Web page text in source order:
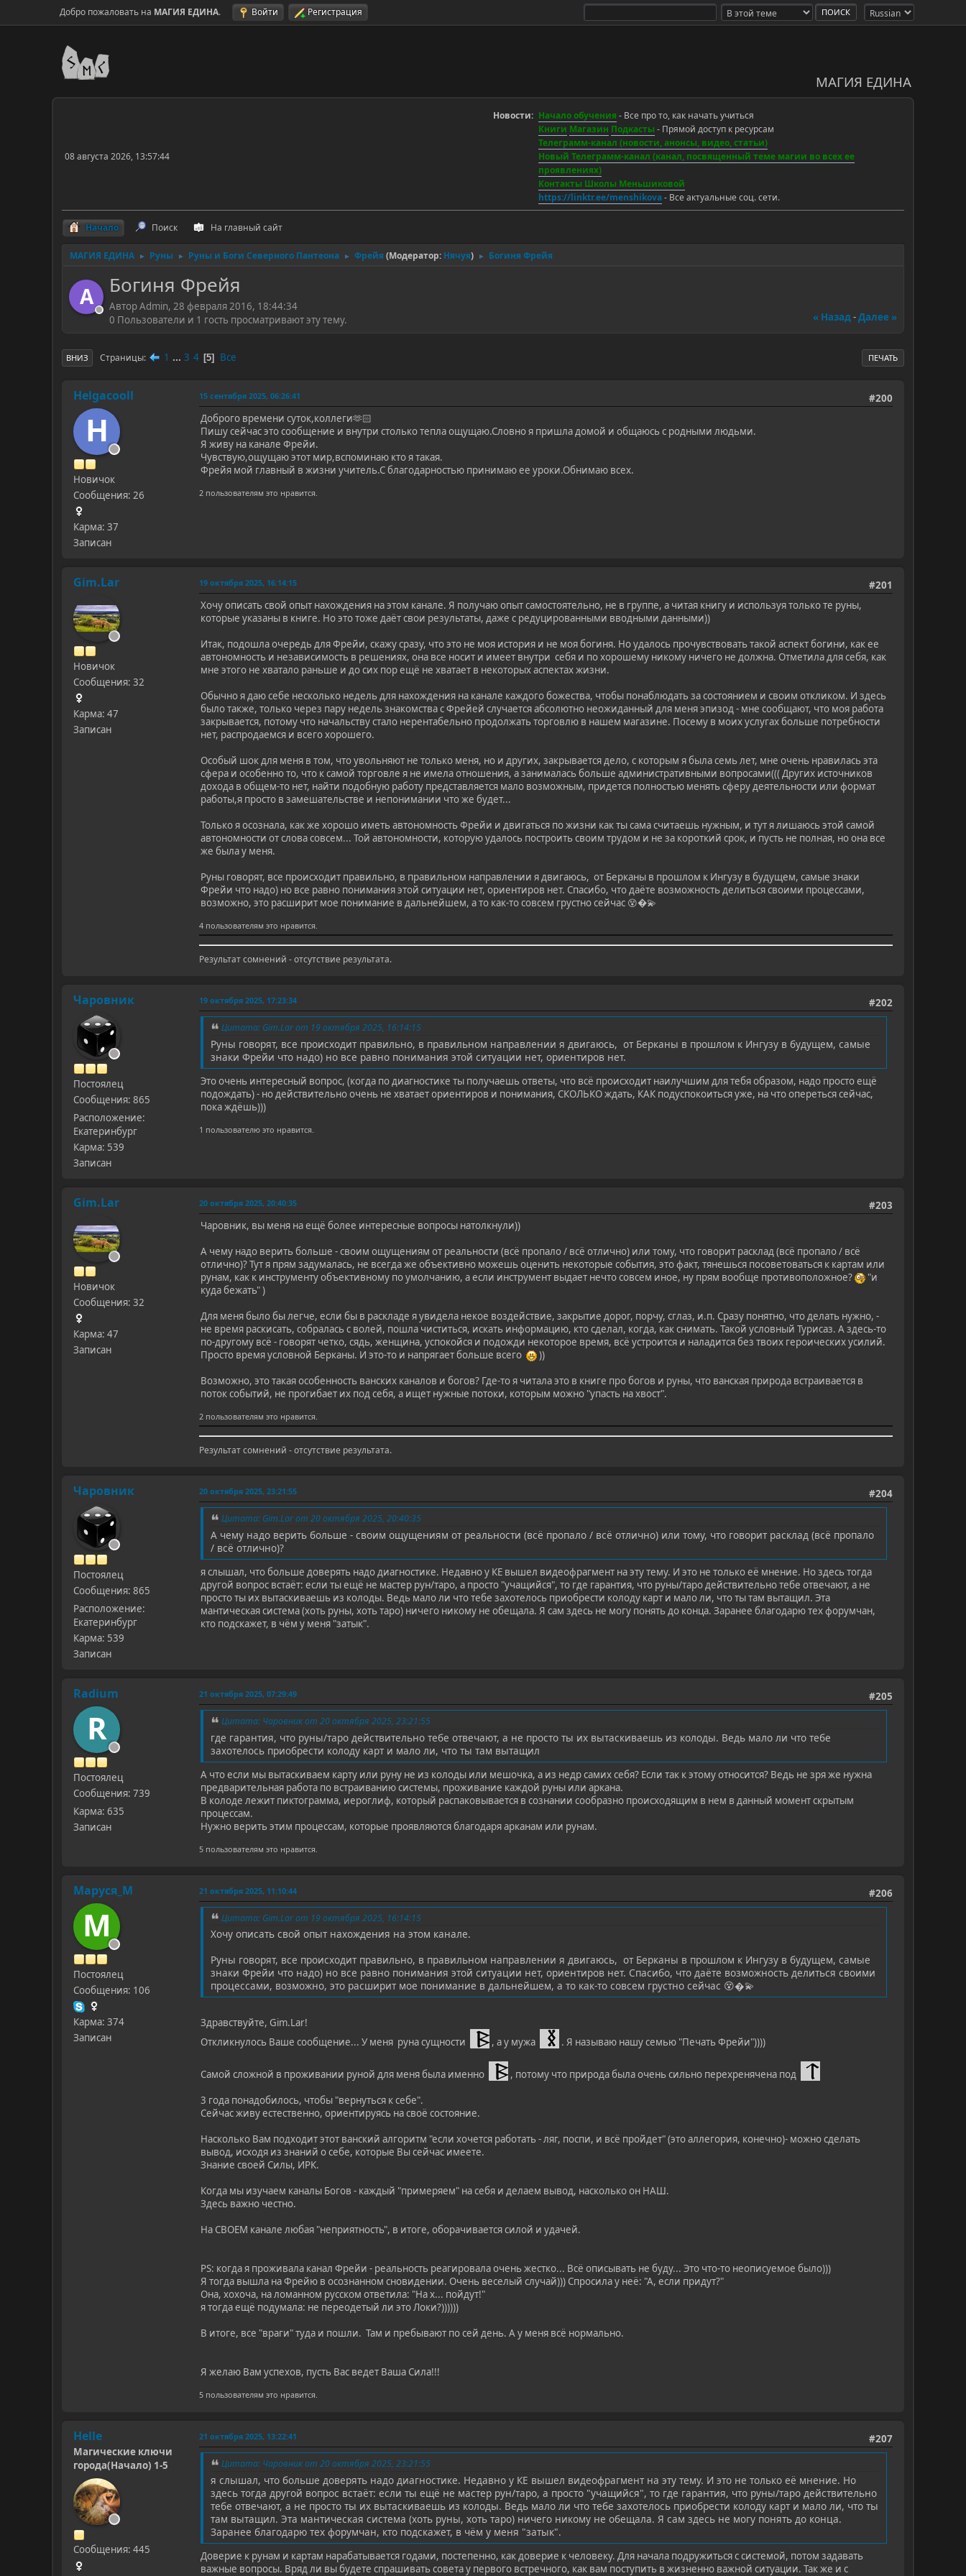
Добро пожаловать на МАГИЯ ЕДИНА. Войти Регистрация
МАГИЯ ЕДИНА
08 августа 2026, 13:57:44
Новости: Начало обучения - Все про то, как начать учиться
Книги Магазин Подкасты - Прямой доступ к ресурсам
Телеграмм-канал (новости, анонсы, видео, статьи)
Новый Телеграмм-канал (канал, посвященный теме магии во всех ее
проявлениях)
Контакты Школы Меньшиковой
https://linktr.ee/menshikova- Все актуальные соц. сети.
Начало Поиск На главный сайт
МАГИЯ ЕДИНА ► Руны ► Руны и Боги Северного Пантеона ► Фрейя (Модератор: Нячуя) ► Богиня Фрейя
A Богиня Фрейя
Автор Admin, 28 февраля 2016, 18:44:34
« Назад-Далее »
0 Пользователи и 1 гость просматривают эту тему.
ПЕЧАТЬ
ВНИЗ Страницы 1 ... 3 4 5 Все
Helgacooll
H
Новичок
Сообщения: 26
Карма: 37
Записан
#200
15 сентября 2025, 06:26:41
Доброго времени суток,коллеги🫶🏻
Пишу сейчас это сообщение и внутри столько тепла ощущаю.Словно я пришла домой и общаюсь с родными людьми.
Я живу на канале Фрейи.
Чувствую,ощущаю этот мир,вспоминаю кто я такая.
Фрейя мой главный в жизни учитель.С благодарностью принимаю ее уроки.Обнимаю всех.
2 пользователям это нравится.
Gim.Lar
Новичок
Сообщения: 32
Карма: 47
Записан
#201
19 октября 2025, 16:14:15
Хочу описать свой опыт нахождения на этом канале. Я получаю опыт самостоятельно, не в группе, а читая книгу и используя только те руны,
которые указаны в книге. Но это тоже даёт свои результаты, даже с редуцированными вводными данными))
Итак, подошла очередь для Фрейи, скажу сразу, что это не моя история и не моя богиня. Но удалось прочувствовать такой аспект богини, как ее
автономность и независимость в решениях, она все носит и имеет внутри себя и по хорошему никому ничего не должна. Отметила для себя, как
мне этого не хватало раньше и до сих пор ещё не хватает в некоторых аспектах жизни.
Обычно я даю себе несколько недель для нахождения на канале каждого божества, чтобы понаблюдать за состоянием и своим откликом. И здесь
было также, только через пару недель знакомства с Фрейей случается абсолютно неожиданный для меня эпизод - мне сообщают, что моя работа
закрывается, потому что начальству стало нерентабельно продолжать торговлю в нашем магазине. Посему в моих услугах больше потребности
нет, распродаемся и всего хорошего.
Особый шок для меня в том, что увольняют не только меня, но и других, закрывается дело, с которым я была семь лет, мне очень нравилась эта
сфера и особенно то, что к самой торговле я не имела отношения, а занималась больше административными вопросами((( Других источников
дохода в общем-то нет, найти подобную работу представляется мало возможным, придется полностью менять сферу деятельности или формат
работы,я просто в замешательстве и непонимании что же будет...
Только я осознала, как же хорошо иметь автономность Фрейи и двигаться по жизни как ты сама считаешь нужным, и тут я лишаюсь этой самой
автономности от слова совсем... Той автономности, которую удалось построить своим трудом и не за короткий срок, и пусть не полная, но она все
же была у меня.
Руны говорят, все происходит правильно, в правильном направлении я двигаюсь, от Берканы в прошлом к Ингузу в будущем, самые знаки
Фрейи что надо) но все равно понимания этой ситуации нет, ориентиров нет. Спасибо, что даёте возможность делиться своими процессами,
возможно, это расширит мое понимание в дальнейшем, а то как-то совсем грустно сейчас 😵�💫
4 пользователям это нравится.
Результат сомнений - отсутствие результата.
Чаровник
Постоялец
Сообщения: 865
Расположение:
Екатеринбург
Карма: 539
Записан
#202
19 октября 2025, 17:23:34
Цитата: Gim.Lar от 19 октября 2025, 16:14:15
Руны говорят, все происходит правильно, в правильном направлении я двигаюсь, от Берканы в прошлом к Ингузу в будущем, самые
знаки Фрейи что надо) но все равно понимания этой ситуации нет, ориентиров нет.
Это очень интересный вопрос, (когда по диагностике ты получаешь ответы, что всë происходит наилучшим для тебя образом, надо просто ещë
подождать) - но действительно очень не хватает ориентиров и понимания, СКОЛЬКО ждать, КАК подуспокоиться уже, на что опереться сейчас,
пока ждëшь)))
1 пользователю это нравится.
Gim.Lar
Новичок
Сообщения: 32
Карма: 47
Записан
#203
20 октября 2025, 20:40:35
Чаровник, вы меня на ещё более интересные вопросы натолкнули))
А чему надо верить больше - своим ощущениям от реальности (всё пропало / всё отлично) или тому, что говорит расклад (всё пропало / всё
отлично)? Тут я прям задумалась, не всегда же объективно можешь оценить некоторые события, это факт, тянешься посоветоваться к картам или
рунам, как к инструменту объективному по умолчанию, а если инструмент выдает нечто совсем иное, ну прям вообще противоположное?
"и
куда бежать" )
Для меня было бы легче, если бы в раскладе я увидела некое воздействие, закрытие дорог, порчу, сглаз, и.п. Сразу понятно, что делать нужно, -
не время раскисать, собралась с волей, пошла чиститься, искать информацию, кто сделал, когда, как снимать. Такой условный Турисаз. А здесь-то
по-другому всё - говорят четко, сядь, женщина, успокойся и подожди некоторое время, всё устроится и наладится без твоих героических усилий.
Просто время условной Берканы. И это-то и напрягает больше всего
))
Возможно, это такая особенность ванских каналов и богов? Где-то я читала это в книге про богов и руны, что ванская природа встраивается в
поток событий, не прогибает их под себя, а ищет нужные потоки, которым можно "упасть на хвост".
2 пользователям это нравится.
Результат сомнений - отсутствие результата.
Чаровник
Постоялец
Сообщения: 865
Расположение:
Екатеринбург
Карма: 539
Записан
#204
20 октября 2025, 23:21:55
Цитата: Gim.Lar от 20 октября 2025, 20:40:35
А чему надо верить больше - своим ощущениям от реальности (всё пропало / всё отлично) или тому, что говорит расклад (всё пропало
/ всё отлично)?
я слышал, что больше доверять надо диагностике. Недавно у КЕ вышел видеофрагмент на эту тему. И это не только еë мнение. Но здесь тогда
другой вопрос встаëт: если ты ещë не мастер рун/таро, а просто "учащийся", то где гарантия, что руны/таро действительно тебе отвечают, а не
просто ты их вытаскиваешь из колоды. Ведь мало ли что тебе захотелось приобрести колоду карт и мало ли, что ты там вытащил. Эта
мантическая система (хоть руны, хоть таро) ничего никому не обещала. Я сам здесь не могу понять до конца. Заранее благодарю тех форумчан,
кто подскажет, в чëм у меня "затык".
Radium
R
Постоялец
Сообщения: 739
Карма: 635
Записан
#205
21 октября 2025, 07:29:49
Цитата: Чаровник от 20 октября 2025, 23:21:55
где гарантия, что руны/таро действительно тебе отвечают, а не просто ты их вытаскиваешь из колоды. Ведь мало ли что тебе
захотелось приобрести колоду карт и мало ли, что ты там вытащил
А что если мы вытаскиваем карту или руну не из колоды или мешочка, а из недр самих себя? Если так к этому относится? Ведь не зря же нужна
предварительная работа по встраиванию системы, проживание каждой руны или аркана.
В колоде лежит пиктограмма, иероглиф, который распаковывается в сознании сообразно происходящим в нем в данный момент скрытым
процессам.
Нужно верить этим процессам, которые проявляются благодаря арканам или рунам.
5 пользователям это нравится.
Маруся_М
М
Постоялец
Сообщения: 106
Карма: 374
Записан
#206
21 октября 2025, 11:10:44
Цитата: Gim.Lar от 19 октября 2025, 16:14:15
Хочу описать свой опыт нахождения на этом канале.
Руны говорят, все происходит правильно, в правильном направлении я двигаюсь, от Берканы в прошлом к Ингузу в будущем, самые
знаки Фрейи что надо) но все равно понимания этой ситуации нет, ориентиров нет. Спасибо, что даёте возможность делиться своими
процессами, возможно, это расширит мое понимание в дальнейшем, а то как-то совсем грустно сейчас 😵�💫
Здравствуйте, Gim.Lar!
Откликнулось Ваше сообщение... У меня руна сущности
, а у мужа . Я называю нашу семью "Печать Фрейи"))))
Самой сложной в проживании руной для меня была именно
, потому что природа была очень сильно перехренячена под
3 года понадобилось, чтобы "вернуться к себе".
Сейчас живу естественно, ориентируясь на своё состояние.
Насколько Вам подходит этот ванский алгоритм "если хочется работать - ляг, поспи, и всё пройдет" (это аллегория, конечно)- можно сделать
вывод, исходя из знаний о себе, которые Вы сейчас имеете.
Знание своей Силы, ИРК.
Когда мы изучаем каналы Богов - каждый "примеряем" на себя и делаем вывод, насколько он НАШ.
Здесь важно честно.
На СВОЕМ канале любая "неприятность", в итоге, оборачивается силой и удачей.
PS: когда я проживала канал Фрейи - реальность реагировала очень жестко... Всё описывать не буду... Это что-то неописуемое было)))
Я тогда вышла на Фрейю в осознанном сновидении. Очень веселый случай))) Спросила у неё: "А, если придут?"
Она, хохоча, на ломанном русском ответила: "На х... пойдут!"
я тогда ещё подумала: не переодетый ли это Локи?))))))
В итоге, все "враги" туда и пошли. Там и пребывают по сей день. А у меня всё нормально.
Я желаю Вам успехов, пусть Вас ведет Ваша Сила!!!
5 пользователям это нравится.
Helle
Магические ключи
города(Начало) 1-5
Сообщения: 445
#207
21 октября 2025, 13:22:41
Цитата: Чаровник от 20 октября 2025, 23:21:55
я слышал, что больше доверять надо диагностике. Недавно у КЕ вышел видеофрагмент на эту тему. И это не только еë мнение. Но
здесь тогда другой вопрос встаëт: если ты ещë не мастер рун/таро, а просто "учащийся", то где гарантия, что руны/таро действительно
тебе отвечают, а не просто ты их вытаскиваешь из колоды. Ведь мало ли что тебе захотелось приобрести колоду карт и мало ли, что ты
там вытащил. Эта мантическая система (хоть руны, хоть таро) ничего никому не обещала. Я сам здесь не могу понять до конца.
Заранее благодарю тех форумчан, кто подскажет, в чëм у меня "затык".
Доверие к рунам и картам нарабатывается годами, постепенно, как доверие к человеку. Для начала подружиться с системой, потом задавать
важные вопросы. Вряд ли вы будете спрашивать совета у первого встречного, как вам поступить в жизненно важной ситуации. Так же и с